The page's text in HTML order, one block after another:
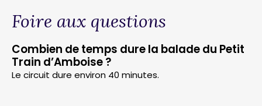
Foire aux questions
Combien de temps dure la balade du Petit
Train d’Amboise ?
Le circuit dure environ 40 minutes.